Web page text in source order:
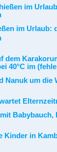
im Urlaub:
Nanuk um die
Babybauch,